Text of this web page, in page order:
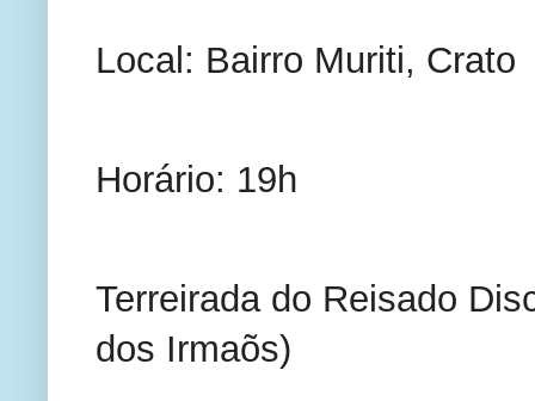
Local: Bairro Muriti, Crato
Horário: 19h
Terreirada do Reisado
dos Irmaõs)